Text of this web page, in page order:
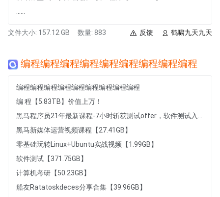
文件大小: 157.12 GB 数量: 883 鹤啸九天九天
反馈
编程编程编程编程编程编程编程编程编程
编程编程编程编程编程编程编程编程编程
编 程【5.83TB】价值上万！
黑马新媒体运营视频课程【27.41GB】
零基础玩转Linux+Ubuntu实战视频【1.99GB】
软件测试【371.75GB】
计算机考研【50.23GB】
船友Ratatoskdeces分享合集【39.96GB】